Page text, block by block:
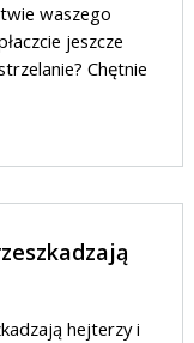
waszego
jeszcze
Chętnie
hejterzy i